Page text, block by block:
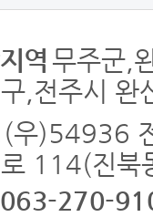
역 무주군,
,전주시 완
(우)54936
114(진북
063-270-